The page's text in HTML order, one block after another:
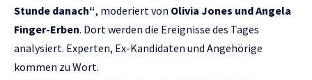
Stunde danach“, moderiert von Olivia Jones und Angela
Finger-Erben. Dort werden die Ereignisse des Tages
analysiert. Experten, Ex-Kandidaten und Angehörige
kommen zu Wort.